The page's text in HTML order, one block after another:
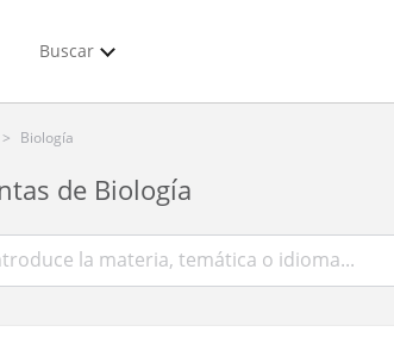
Buscar
> Biología
de Biología